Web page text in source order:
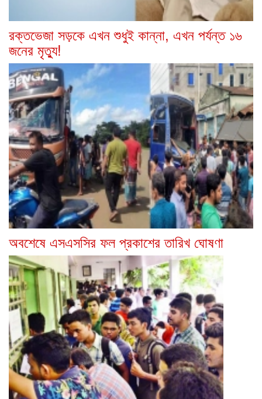
রক্তভেজা সড়কে এখন শুধুই কান্না, এখন পর্যন্ত ১৬
জনের মৃত্যু!
অবশেষে এসএসসির ফল প্রকাশের তারিখ ঘোষণা